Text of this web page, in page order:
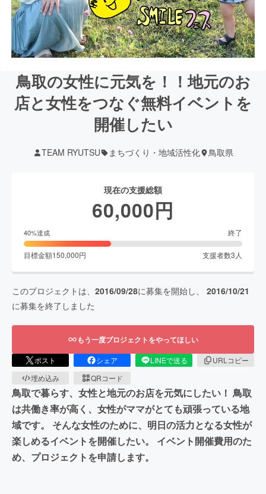
鳥取の女性に元気を！！地元のお
店と女性をつなぐ無料イベントを
開催したい
TEAM RYUTSU まちづくり・地域活性化 鳥取県
現在の支援総額
60,000円
40%達成 終了
目標金額150,000円 支援者数3 人
このプロジェクトは、 2016/09/28に募集を開始し、 2016/10/21
に募集を終了しました
もう一度プロジェクトをやってほしい
ポスト シェア LINEで送る
URLコピー
埋め込み
QRコード
鳥取で暮らす、女性と地元のお店を元気にしたい！ 鳥取
は共働き率が高く、女性がママがとても頑張っている地
域です。 そんな女性のために、明日の活力となる女性が
楽しめるイベントを開催したい。 イベント開催費用のた
め、プロジェクトを申請します。